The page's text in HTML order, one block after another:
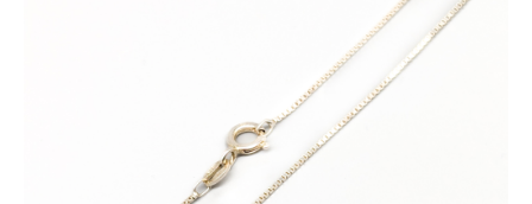
Vill du sälja? – Till Pantbanken